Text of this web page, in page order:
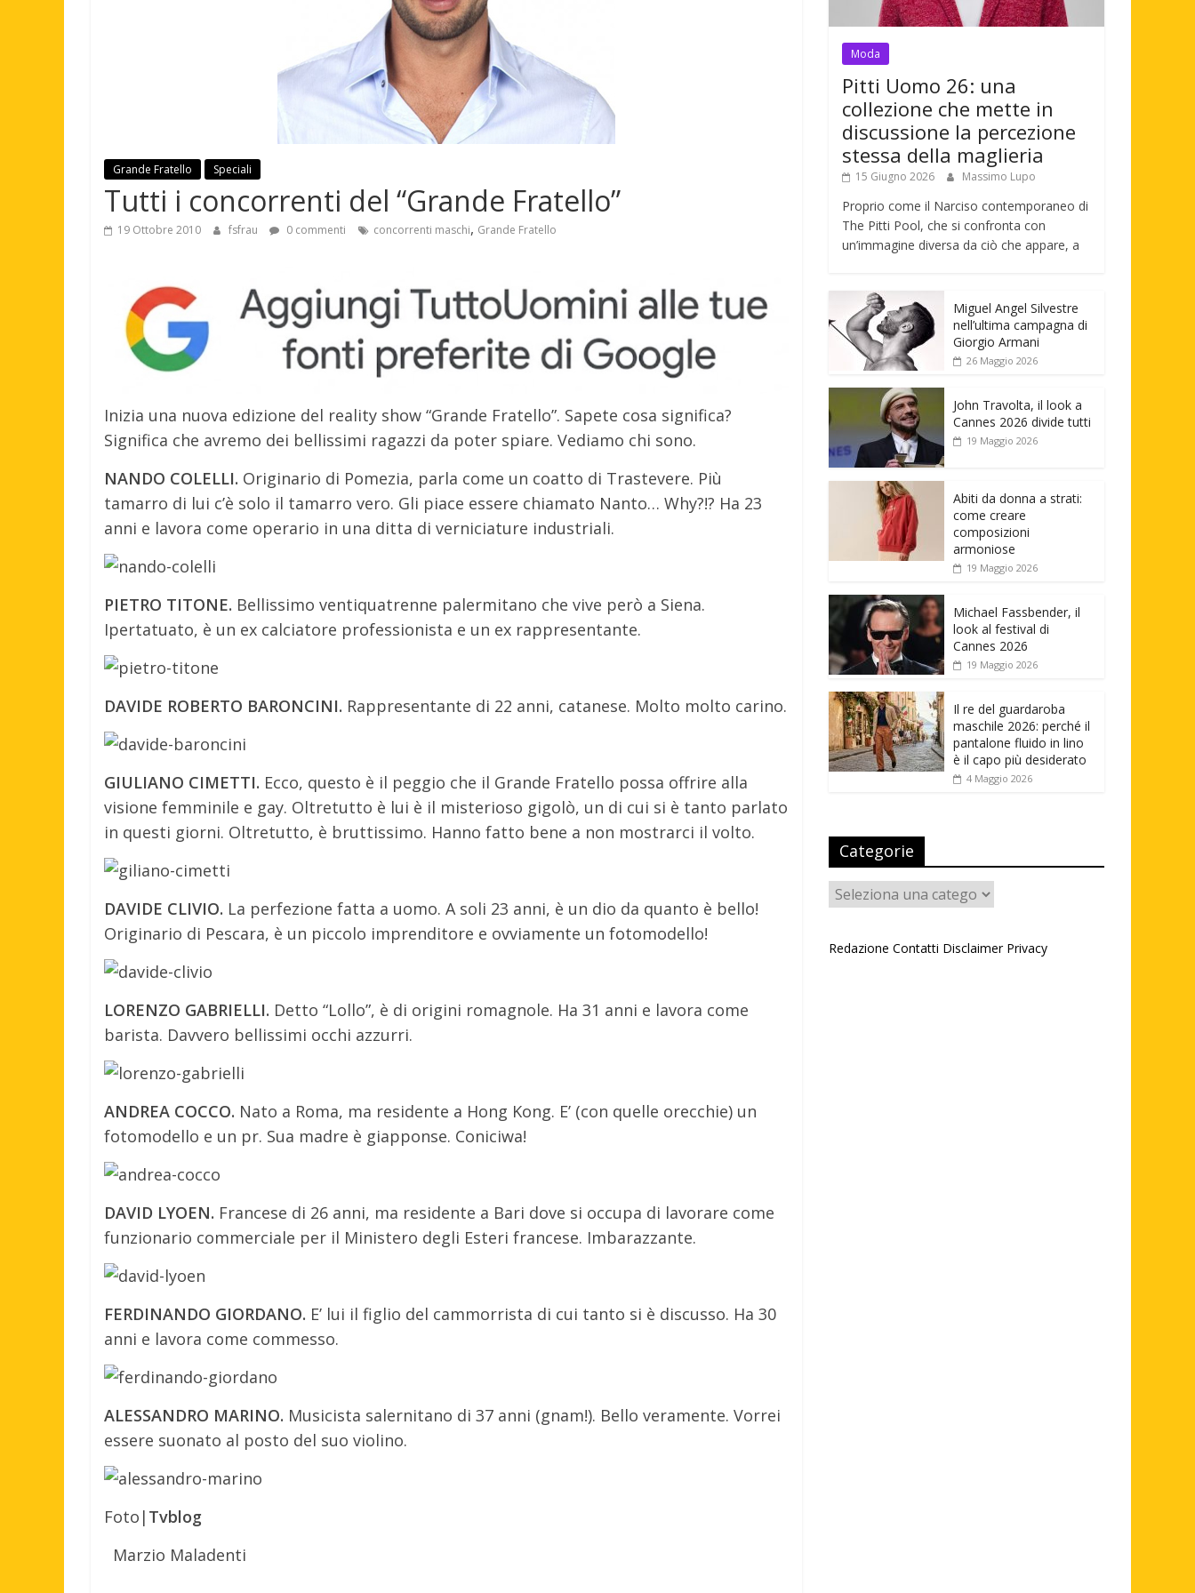
Grande Fratello Speciali
Tutti i concorrenti del “Grande Fratello”
19 Ottobre 2010 fsfrau 0 commenti concorrenti maschi, Grande Fratello
Inizia una nuova edizione del reality show “Grande Fratello”. Sapete cosa significa?
Significa che avremo dei bellissimi ragazzi da poter spiare. Vediamo chi sono.
NANDO COLELLI. Originario di Pomezia, parla come un coatto di Trastevere. Più
tamarro di lui c’è solo il tamarro vero. Gli piace essere chiamato Nanto… Why?!? Ha 23
anni e lavora come operario in una ditta di verniciature industriali.
PIETRO TITONE. Bellissimo ventiquatrenne palermitano che vive però a Siena.
Ipertatuato, è un ex calciatore professionista e un ex rappresentante.
DAVIDE ROBERTO BARONCINI. Rappresentante di 22 anni, catanese. Molto molto carino.
GIULIANO CIMETTI. Ecco, questo è il peggio che il Grande Fratello possa offrire alla
visione femminile e gay. Oltretutto è lui è il misterioso gigolò, un di cui si è tanto parlato
in questi giorni. Oltretutto, è bruttissimo. Hanno fatto bene a non mostrarci il volto.
DAVIDE CLIVIO. La perfezione fatta a uomo. A soli 23 anni, è un dio da quanto è bello!
Originario di Pescara, è un piccolo imprenditore e ovviamente un fotomodello!
LORENZO GABRIELLI. Detto “Lollo”, è di origini romagnole. Ha 31 anni e lavora come
barista. Davvero bellissimi occhi azzurri.
ANDREA COCCO. Nato a Roma, ma residente a Hong Kong. E’ (con quelle orecchie) un
fotomodello e un pr. Sua madre è giapponse. Coniciwa!
DAVID LYOEN. Francese di 26 anni, ma residente a Bari dove si occupa di lavorare come
funzionario commerciale per il Ministero degli Esteri francese. Imbarazzante.
FERDINANDO GIORDANO. E’ lui il figlio del cammorrista di cui tanto si è discusso. Ha 30
anni e lavora come commesso.
ALESSANDRO MARINO. Musicista salernitano di 37 anni (gnam!). Bello veramente. Vorrei
essere suonato al posto del suo violino.
Foto| Tvblog
Marzio Maladenti
Moda
Pitti Uomo 26: una
collezione che mette in
discussione la percezione
stessa della maglieria
15 Giugno 2026 Massimo Lupo
Proprio come il Narciso contemporaneo di
The Pitti Pool, che si confronta con
un’immagine diversa da ciò che appare, a
Miguel Angel Silvestre
nell’ultima campagna di
Giorgio Armani
26 Maggio 2026
John Travolta, il look a
Cannes 2026 divide tutti
19 Maggio 2026
Abiti da donna a strati:
come creare
composizioni
armoniose
19 Maggio 2026
Michael Fassbender, il
look al festival di
Cannes 2026
19 Maggio 2026
Il re del guardaroba
maschile 2026: perché il
pantalone fluido in lino
è il capo più desiderato
4 Maggio 2026
Categorie
Categorie
Redazione Contatti Disclaimer Privacy